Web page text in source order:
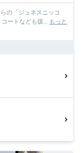
の「ジュネスニッコ
ートなども扱... もっと